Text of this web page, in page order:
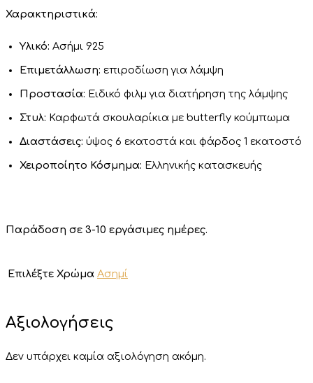
Χαρακτηριστικά:
Υλικό: Ασήμι 925
Επιμετάλλωση: επιροδίωση για λάμψη
Προστασία: Ειδικό φιλμ για διατήρηση της λάμψης
Στυλ: Καρφωτά σκουλαρίκια με butterfly κούμπωμα
Διαστάσεις: ύψος 6 εκατοστά και φάρδος 1 εκατοστό
Χειροποίητο Κόσμημα: Ελληνικής κατασκευής
Παράδοση σε 3-10 εργάσιμες ημέρες.
Επιλέξτε Χρώμα Ασημί
Αξιολογήσεις
Δεν υπάρχει καμία αξιολόγηση ακόμη.